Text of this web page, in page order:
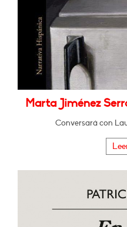
Marta Jiménez
Conversará con